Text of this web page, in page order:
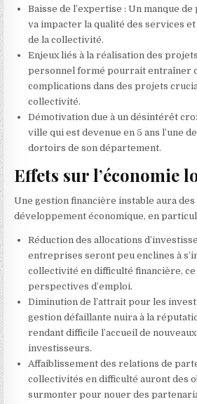
Baisse de l’expertise : Un manque
va impacter la qualité des services et
de la collectivité.
Enjeux liés à la réalisation des
personnel formé pourrait entraîner
complications dans des projets
collectivité.
Démotivation due à un désintérêt
ville qui est devenue en 5 ans l’une
dortoirs de son département.
Effets sur l’économie
Une gestion financière instable aura
développement économique, en
Réduction des allocations
entreprises seront peu enclines à
collectivité en difficulté financière,
perspectives d’emploi.
Diminution de l’attrait pour les
gestion défaillante nuira à la
rendant difficile l’accueil de
investisseurs.
Affaiblissement des relations de
collectivités en difficulté auront des
surmonter pour nouer des